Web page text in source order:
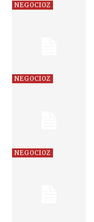
NEGOCIOZ
NEGOCIOZ
NEGOCIOZ